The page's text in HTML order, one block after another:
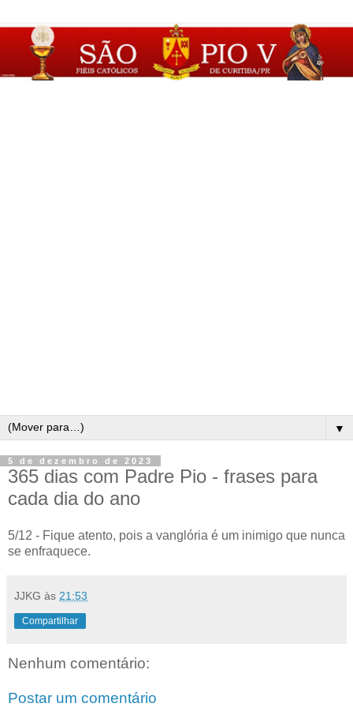
▼
5 de dezembro de 2023
365 dias com Padre Pio - frases para
cada dia do ano
5/12 - Fique atento, pois a vanglória é um inimigo que nunca
se enfraquece.
JJKG às 21:53
Compartilhar
Nenhum comentário:
Postar um comentário